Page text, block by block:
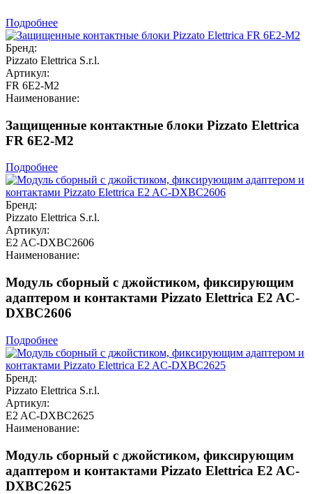
Подробнее
Бренд:
Pizzato Elettrica S.r.l.
Артикул:
FR 6E2-M2
Наименование:
Защищенные контактные блоки Pizzato Elettrica
FR 6E2-M2
Подробнее
Бренд:
Pizzato Elettrica S.r.l.
Артикул:
E2 AC-DXBC2606
Наименование:
Модуль сборный с джойстиком, фиксирующим
адаптером и контактами Pizzato Elettrica E2 AC-
DXBC2606
Подробнее
Бренд:
Pizzato Elettrica S.r.l.
Артикул:
E2 AC-DXBC2625
Наименование:
Модуль сборный с джойстиком, фиксирующим
адаптером и контактами Pizzato Elettrica E2 AC-
DXBC2625